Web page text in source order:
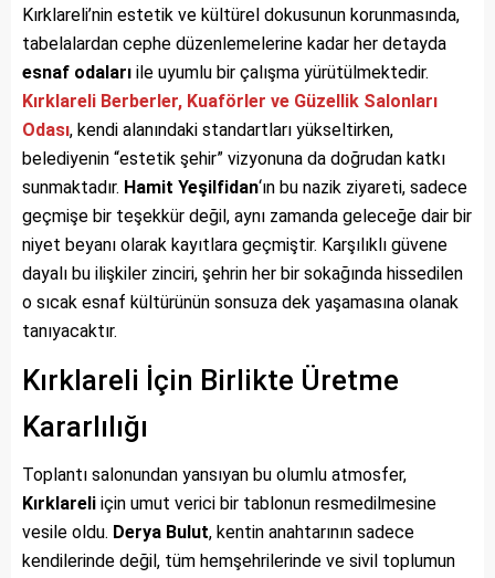
Kırklareli’nin estetik ve kültürel dokusunun korunmasında,
tabelalardan cephe düzenlemelerine kadar her detayda
esnaf odaları ile uyumlu bir çalışma yürütülmektedir.
Kırklareli Berberler, Kuaförler ve Güzellik Salonları
Odası, kendi alanındaki standartları yükseltirken,
belediyenin “estetik şehir” vizyonuna da doğrudan katkı
sunmaktadır. Hamit Yeşilfidan‘ın bu nazik ziyareti, sadece
geçmişe bir teşekkür değil, aynı zamanda geleceğe dair bir
niyet beyanı olarak kayıtlara geçmiştir. Karşılıklı güvene
dayalı bu ilişkiler zinciri, şehrin her bir sokağında hissedilen
o sıcak esnaf kültürünün sonsuza dek yaşamasına olanak
tanıyacaktır.
Kırklareli İçin Birlikte Üretme
Kararlılığı
Toplantı salonundan yansıyan bu olumlu atmosfer,
Kırklareli için umut verici bir tablonun resmedilmesine
vesile oldu. Derya Bulut, kentin anahtarının sadece
kendilerinde değil, tüm hemşehrilerinde ve sivil toplumun